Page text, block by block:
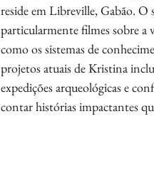
reside em Libreville, Gabão. O
particularmente filmes sobre a
como os sistemas de
projetos atuais de Kristina
expedições arqueológicas e
contar histórias impactantes